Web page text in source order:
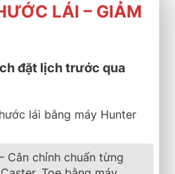
hàng
84H Energy XM 2+
Energy XM2+
liệu và an toàn vượt
choxe đô thị và sedan
nghệ Full Silica
LÁI – GIẢM
đặt lịch trước qua
lái bằng máy Hunter
Cân chỉnh chuẩn từng